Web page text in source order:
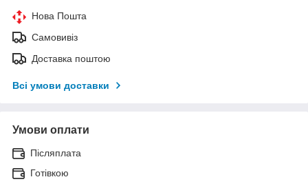
Нова Пошта
Самовивіз
Доставка поштою
Всі умови доставки
Умови оплати
Післяплата
Готівкою